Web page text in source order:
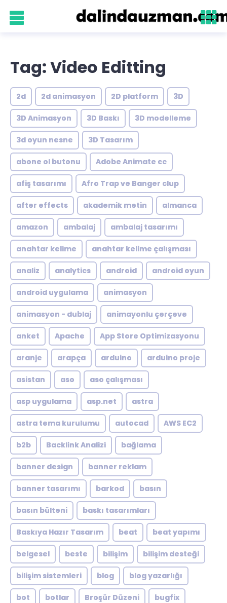
Tag: Video Editting
2d 2d animasyon 2D platform 3D
3D Animasyon 3D Baskı 3D modelleme
3d oyun nesne 3D Tasarım
abone ol butonu Adobe Animate cc
afiş tasarımı Afro Trap ve Banger clup
after effects akademik metin almanca
amazon ambalaj ambalaj tasarımı
anahtar kelime anahtar kelime çalışması
analiz analytics android android oyun
android uygulama animasyon
animasyon - dublaj animayonlu çerçeve
anket Apache App Store Optimizasyonu
aranje arapça arduino arduino proje
asistan aso aso çalışması
asp uygulama asp.net astra
astra tema kurulumu autocad AWS EC2
b2b Backlink Analizi bağlama
banner design banner reklam
banner tasarımı barkod basın
basın bülteni baskı tasarımları
Baskıya Hazır Tasarım beat beat yapımı
belgesel beste bilişim bilişim desteği
bilişim sistemleri blog blog yazarlığı
bot botlar Broşür Düzeni bugfix